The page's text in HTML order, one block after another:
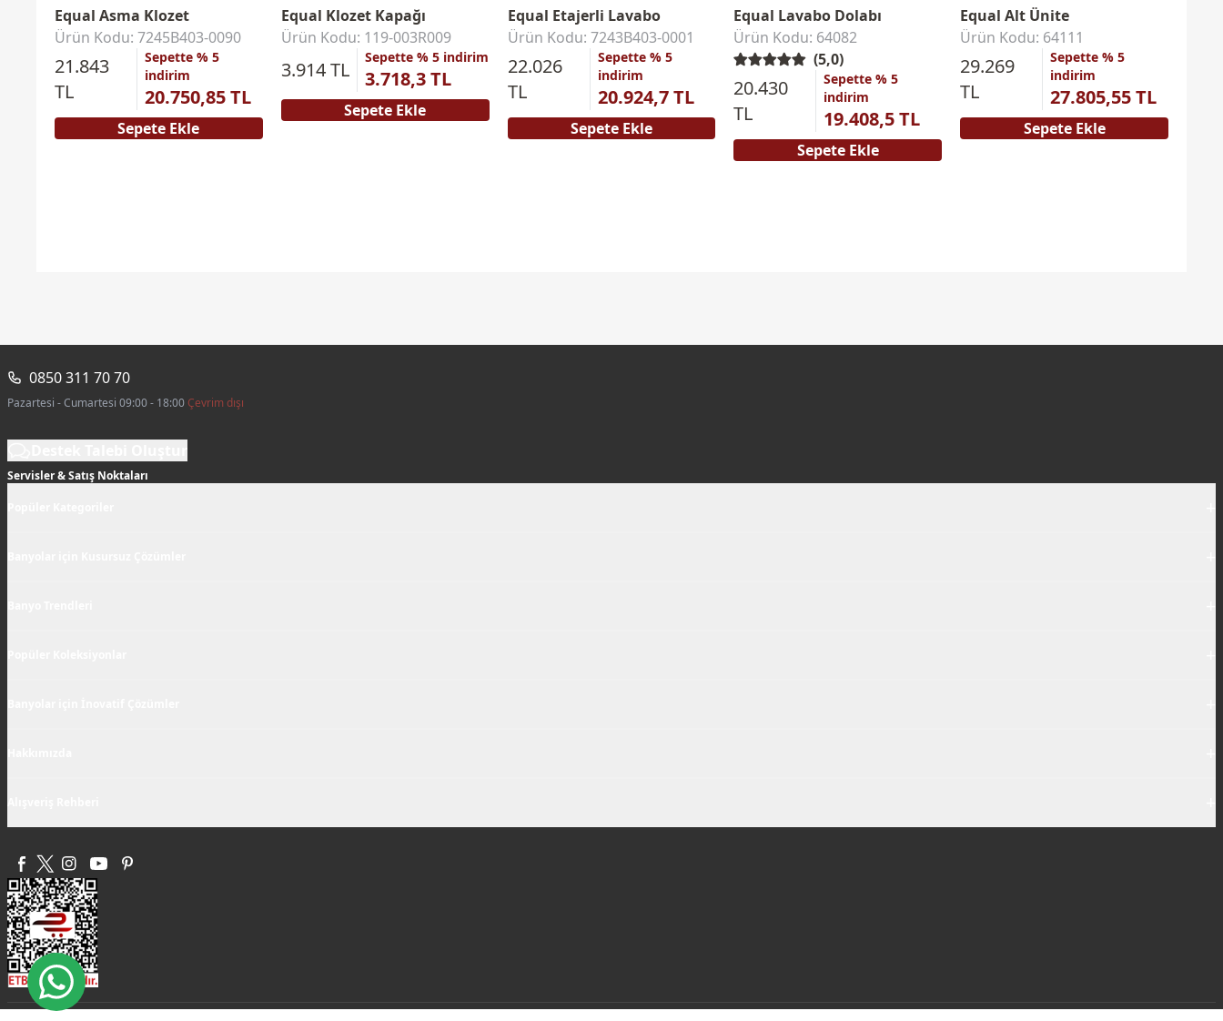
Equal Asma Klozet
Ürün Kodu: 7245B403-0090
21.843
TL
Sepette % 5
indirim
20.750,85 TL
Sepete Ekle
Equal Klozet Kapağı
Ürün Kodu: 119-003R009
3.914 TL
Sepette % 5 indirim
3.718,3 TL
Sepete Ekle
Equal Etajerli Lavabo
Ürün Kodu: 7243B403-0001
22.026
TL
Sepette % 5
indirim
20.924,7 TL
Sepete Ekle
Equal Lavabo Dolabı
Ürün Kodu: 64082
(5,0)
20.430
TL
Sepette % 5
indirim
19.408,5 TL
Sepete Ekle
Equal Alt Ünite
Ürün Kodu: 64111
29.269
TL
Sepette % 5
indirim
27.805,55 TL
Sepete Ekle
0850 311 70 70
Pazartesi - Cumartesi 09:00 - 18:00Çevrim dışı
Servisler & Satış Noktaları